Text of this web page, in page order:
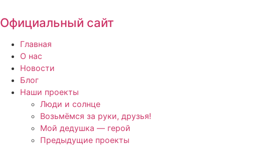
к
содержимому
Официальный сайт
Главная
О нас
Новости
Блог
Наши проекты
Люди и солнце
Возьмёмся за руки, друзья!
Мой дедушка — герой
Предыдущие проекты